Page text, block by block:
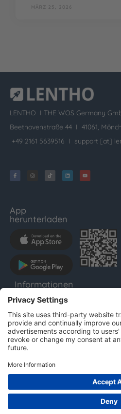
MÄRZ 25, 2026
LENTHO I THE WOS Germany
Beethovenstraße 44 I 41061,
+49 2161 5639516 I support [at]
App
herunterladen
Informationen
LENTHO
Impressum
Datenschutz
AGB
Für Unternehmen
Copyright © 2025 LENTHO. Alle Rechte